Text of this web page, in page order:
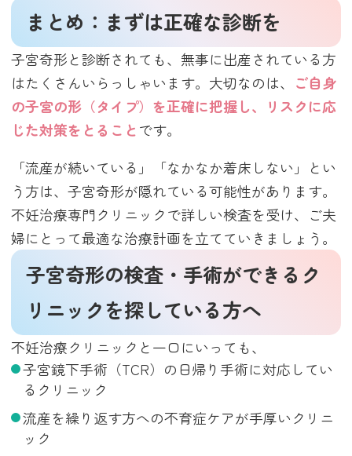
まとめ：まずは正確な診断を
子宮奇形と診断されても、無事に出産されている方
はたくさんいらっしゃいます。大切なのは、
ご自身
の子宮の形（タイプ）を正確に把握し、リスクに応
じた対策をとること です。
「流産が続いている」「なかなか着床しない」とい
う方は、子宮奇形が隠れている可能性があります。
不妊治療専門クリニックで詳しい検査を受け、ご夫
婦にとって最適な治療計画を立てていきましょう。
子宮奇形の検査・手術ができるク
リニックを探している方へ
不妊治療クリニックと一口にいっても、
子宮鏡下手術（TCR）の日帰り手術に対応してい
るクリニック
流産を繰り返す方への不育症ケアが手厚いクリニ
ック